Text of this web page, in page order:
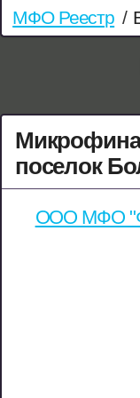
МФО Реестр /
поселок
ООО МФО